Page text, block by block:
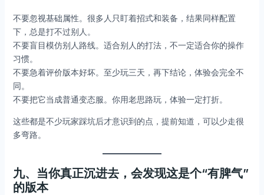
不要忽视基础属性。很多人只盯着招式和装备，结果同样配置
下，总是打不过别人。
不要盲目模仿别人路线。适合别人的打法，不一定适合你的操作
习惯。
不要急着评价版本好坏。至少玩三天，再下结论，体验会完全不
同。
不要把它当成普通变态服。你用老思路玩，体验一定打折。
这些都是不少玩家踩坑后才意识到的点，提前知道，可以少走很
多弯路。
九、当你真正沉进去，会发现这是个“有脾气”
的版本